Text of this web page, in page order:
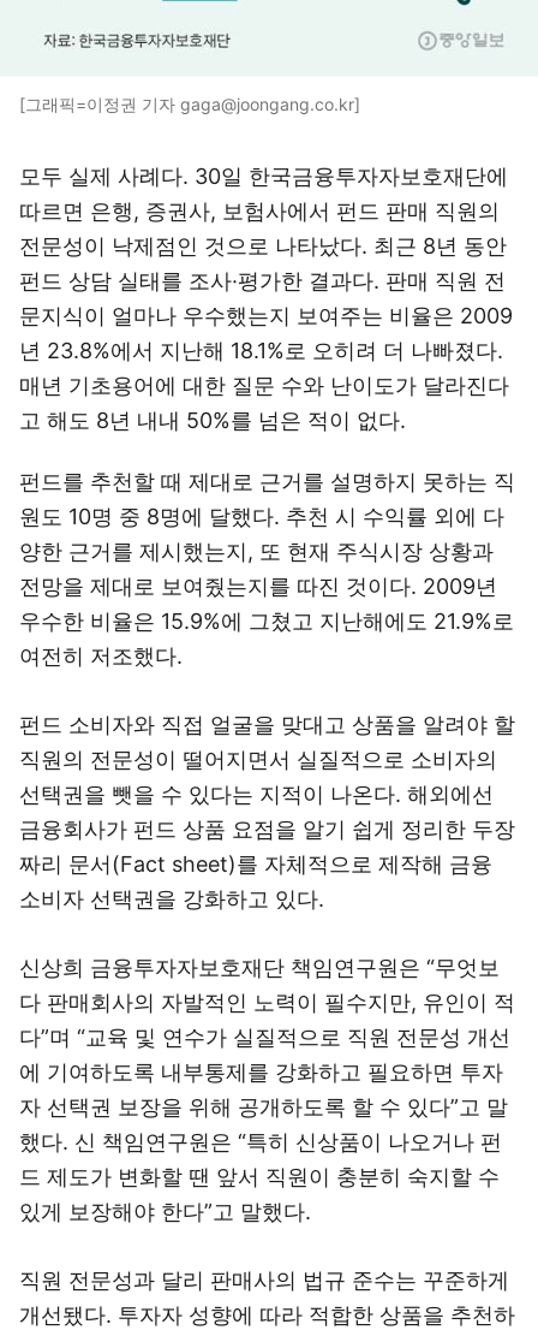
[그래픽=이정권 기자 gaga@joongang.co.kr]
모두 실제 사례다. 30일 한국금융투자자보호재단에
따르면 은행, 증권사, 보험사에서 펀드 판매 직원의
전문성이 낙제점인 것으로 나타났다. 최근 8년 동안
펀드 상담 실태를 조사·평가한 결과다. 판매 직원 전
문지식이 얼마나 우수했는지 보여주는 비율은 2009
년 23.8%에서 지난해 18.1%로 오히려 더 나빠졌다.
매년 기초용어에 대한 질문 수와 난이도가 달라진다
고 해도 8년 내내 50%를 넘은 적이 없다.
펀드를 추천할 때 제대로 근거를 설명하지 못하는 직
원도 10명 중 8명에 달했다. 추천 시 수익률 외에 다
양한 근거를 제시했는지, 또 현재 주식시장 상황과
전망을 제대로 보여줬는지를 따진 것이다. 2009년
우수한 비율은 15.9%에 그쳤고 지난해에도 21.9%로
여전히 저조했다.
펀드 소비자와 직접 얼굴을 맞대고 상품을 알려야 할
직원의 전문성이 떨어지면서 실질적으로 소비자의
선택권을 뺏을 수 있다는 지적이 나온다. 해외에선
금융회사가 펀드 상품 요점을 알기 쉽게 정리한 두장
짜리 문서(Fact sheet)를 자체적으로 제작해 금융
소비자 선택권을 강화하고 있다.
신상희 금융투자자보호재단 책임연구원은 “무엇보
다 판매회사의 자발적인 노력이 필수지만, 유인이 적
다”며 “교육 및 연수가 실질적으로 직원 전문성 개선
에 기여하도록 내부통제를 강화하고 필요하면 투자
자 선택권 보장을 위해 공개하도록 할 수 있다”고 말
했다. 신 책임연구원은 “특히 신상품이 나오거나 펀
드 제도가 변화할 땐 앞서 직원이 충분히 숙지할 수
있게 보장해야 한다”고 말했다.
직원 전문성과 달리 판매사의 법규 준수는 꾸준하게
개선됐다. 투자자 성향에 따라 적합한 상품을 추천하